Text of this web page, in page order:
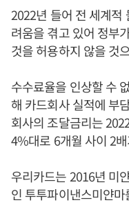
2022년 들어 전 세계적
려움을 겪고 있어 정부
것을 허용하지 않을 것
수수료율을 인상할 수
해 카드회사 실적에 부
회사의 조달금리는
4%대로 6개월 사이 2
우리카드는 2016년 미
인 투투파이낸스미얀